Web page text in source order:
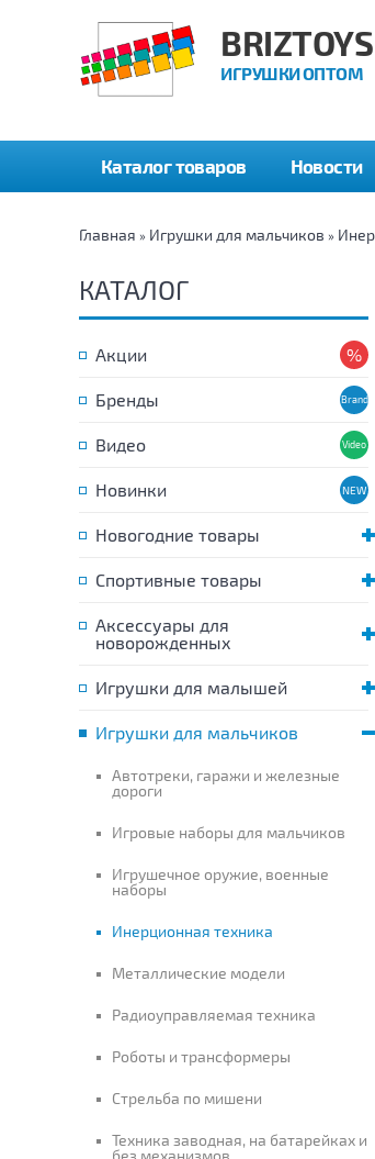
BRIZTOYS
ИГРУШКИ ОПТОМ
Каталог товаров Новости
Главная » Игрушки для мальчиков »
КАТАЛОГ
Акции
Бренды
Видео
Новинки
Новогодние товары
Спортивные товары
Аксессуары для
новорожденных
Игрушки для малышей
Игрушки для мальчиков
Автотреки, гаражи и железные
дороги
Игровые наборы для мальчиков
Игрушечное оружие, военные
наборы
Инерционная техника
Металлические модели
Радиоуправляемая техника
Роботы и трансформеры
Стрельба по мишени
Техника заводная, на батарейках и
без механизмов